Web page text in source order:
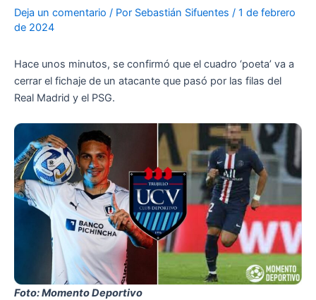
Deja un comentario / Por Sebastián Sifuentes / 1 de febrero
de 2024
Hace unos minutos, se confirmó que el cuadro ‘poeta’ va a
cerrar el fichaje de un atacante que pasó por las filas del
Real Madrid y el PSG.
Foto: Momento Deportivo